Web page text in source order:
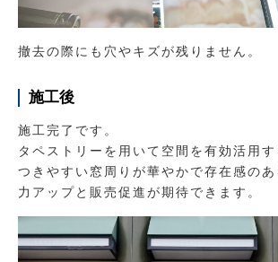
撤去の際にも穴やキズが残りません。
施工後
施工完了です。
タペストリーを用いて空間を有効活用
つきやすい窓周りが華やかで存在感の
力アップと販売促進が期待できます。